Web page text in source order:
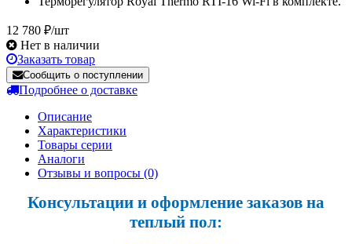
12 780 ₽/шт
Нет в наличии
Заказать товар
Сообщить о поступлении
Подробнее о доставке
Описание
Характеристики
Товары серии
Аналоги
Отзывы и вопросы (0)
Консультации и оформление заказов на
теплый пол: